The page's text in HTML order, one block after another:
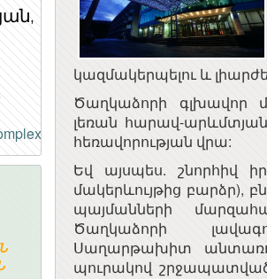
ՀԱՅԱՍՏԱՆԻ
ՀԱՆՐԱՊԵՏՈՒԹՅԱՆ
ՀԱՆՐԱՅԻՆ
ԽՈՐՀՈՒՐԴ
կազմակերպելու և
Ծաղկաձորի գլխավոր
լեռան հարավ-
հեռավորության վրա:
Եվ այսպես. շնորհիվ
մակերևույթից բարձր),
պայմանների
Ծաղկաձորի
Սաղարթախիտ
պուրակով
ՀԱՅԱՍՏԱՆԻ
ՀԱՆՐԱՅԻՆ
ԽՈՐՀՈՒՐԴ